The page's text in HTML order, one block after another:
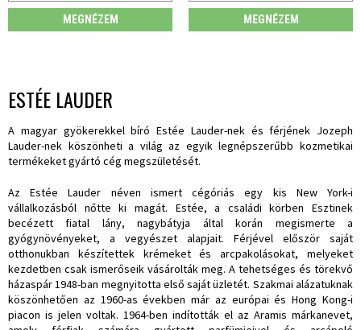
MEGNÉZEM MEGNÉZEM
ESTÉE LAUDER
A magyar gyökerekkel bíró Estée Lauder-nek és férjének Jozeph
Lauder-nek köszönheti a világ az egyik legnépszerűbb kozmetikai
termékeket gyártó cég megszületését.
Az Estée Lauder néven ismert cégóriás egy kis New York-i
vállalkozásból nőtte ki magát. Estée, a családi körben Esztinek
becézett fiatal lány, nagybátyja által korán megismerte a
gyógynövényeket, a vegyészet alapjait. Férjével először saját
otthonukban készítettek krémeket és arcpakolásokat, melyeket
kezdetben csak ismerőseik vásárolták meg. A tehetséges és törekvő
házaspár 1948-ban megnyitotta első saját üzletét. Szakmai alázatuknak
köszönhetően az 1960-as években már az európai és Hong Kong-i
piacon is jelen voltak. 1964-ben indították el az Aramis márkanevet,